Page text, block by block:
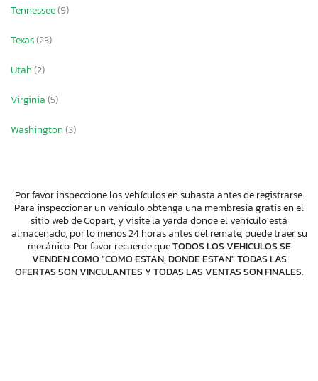
Tennessee(9)
Texas(23)
Utah(2)
Virginia(5)
Washington(3)
Por favor inspeccione los vehículos en subasta antes de registrarse.
Para inspeccionar un vehículo obtenga una membresia gratis en el
sitio web de Copart, y visite la yarda donde el vehículo está
almacenado, por lo menos 24 horas antes del remate, puede traer su
mecánico. Por favor recuerde queTODOS LOS VEHICULOS SE
VENDEN COMO "COMO ESTAN, DONDE ESTAN" TODAS LAS
OFERTAS SON VINCULANTES Y TODAS LAS VENTAS SON FINALES.